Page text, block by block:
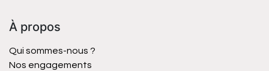
À propos
Qui sommes-nous ?
Nos engagements